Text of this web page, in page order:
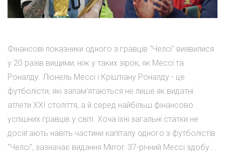
Фінансові показники одного з гравців "Челсі" виявилися
у 20 разів вищими, ніж у таких зірок, як Мессі та
Роналду. Ліонель Мессі і Кріштіану Роналду - це
футболісти, які запам'ятаються не лише як видатні
атлети XXI століття, а й серед найбільш фінансово
успішних гравців у світі. Хоча їхні загальні статки не
досягають навіть частини капіталу одного з футболістів
"Челсі", зазначає видання Mirror. 37-річний Мессі здобу...